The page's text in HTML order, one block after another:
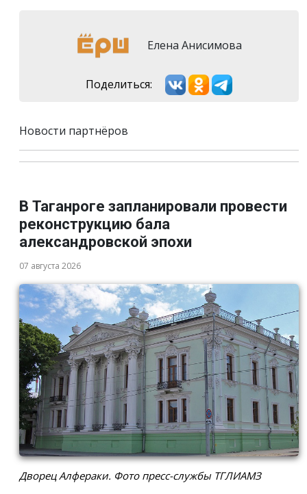
Елена Анисимова
Поделиться:
Новости партнёров
В Таганроге запланировали провести
реконструкцию бала
александровской эпохи
07 августа 2026
Дворец Алфераки. Фото пресс-службы ТГЛИАМЗ